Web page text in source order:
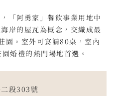
「阿勇家」餐飲事業用地中
岸的屋瓦為概念，交織成最
。室外可宴請80桌，室內
婚禮的熱門場地首選。
段303號